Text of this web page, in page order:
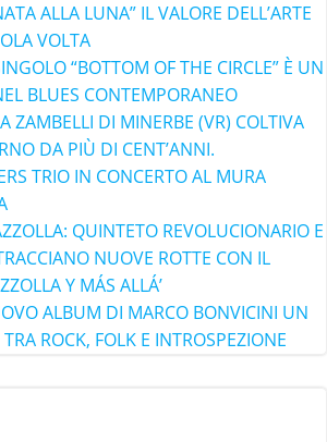
ALLA LUNA” IL VALORE DELL’ARTE
VOLTA
“BOTTOM OF THE CIRCLE” È UN
BLUES CONTEMPORANEO
ZAMBELLI DI MINERBE (VR) COLTIVA
DA PIÙ DI CENT’ANNI.
TRIO IN CONCERTO AL MURA
QUINTETO REVOLUCIONARIO E
NUOVE ROTTE CON IL
Y MÁS ALLÁ’
ALBUM DI MARCO BONVICINI UN
ROCK, FOLK E INTROSPEZIONE